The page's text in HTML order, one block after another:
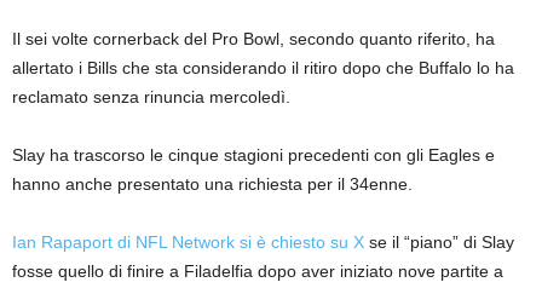
Il sei volte cornerback del Pro Bowl, secondo quanto riferito, ha
allertato i Bills che sta considerando il ritiro dopo che Buffalo lo ha
reclamato senza rinuncia mercoledì.
Slay ha trascorso le cinque stagioni precedenti con gli Eagles e
hanno anche presentato una richiesta per il 34enne.
Ian Rapaport di NFL Network si è chiesto su X se il “piano” di Slay
fosse quello di finire a Filadelfia dopo aver iniziato nove partite a